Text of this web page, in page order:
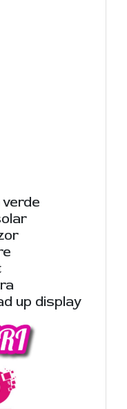
up display